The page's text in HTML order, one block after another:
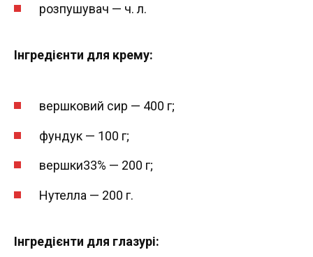
розпушувач — ч. л.
Інгредієнти для крему:
вершковий сир — 400 г;
фундук — 100 г;
вершки33% — 200 г;
Нутелла — 200 г.
Інгредієнти для глазурі: